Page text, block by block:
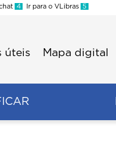
4 Ir para o VLibras 5
úteis Mapa digital